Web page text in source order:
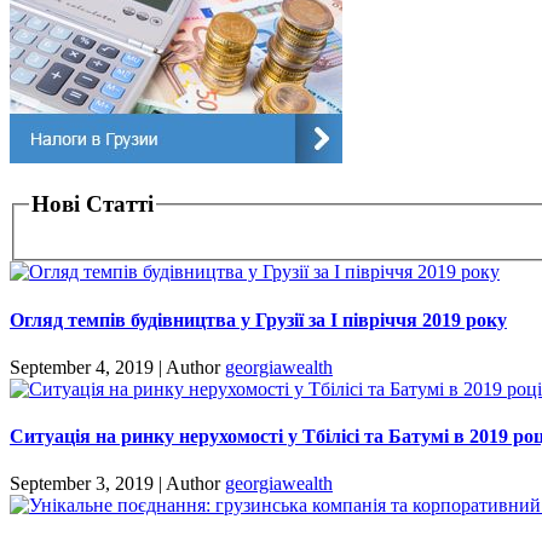
Нові Статті
Огляд темпів будівництва у Грузії за I півріччя 2019 року
September 4, 2019 | Author georgiawealth
Ситуація на ринку нерухомості у Тбілісі та Батумі в 2019
September 3, 2019 | Author georgiawealth